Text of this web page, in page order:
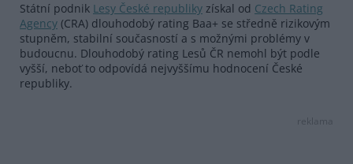
Státní podnik Lesy České republiky získal od Czech Rating
Agency (CRA) dlouhodobý rating Baa+ se středně rizikovým
stupněm, stabilní současností a s možnými problémy v
budoucnu. Dlouhodobý rating Lesů ČR nemohl být podle
vyšší, neboť to odpovídá nejvyššímu hodnocení České
republiky.
reklama